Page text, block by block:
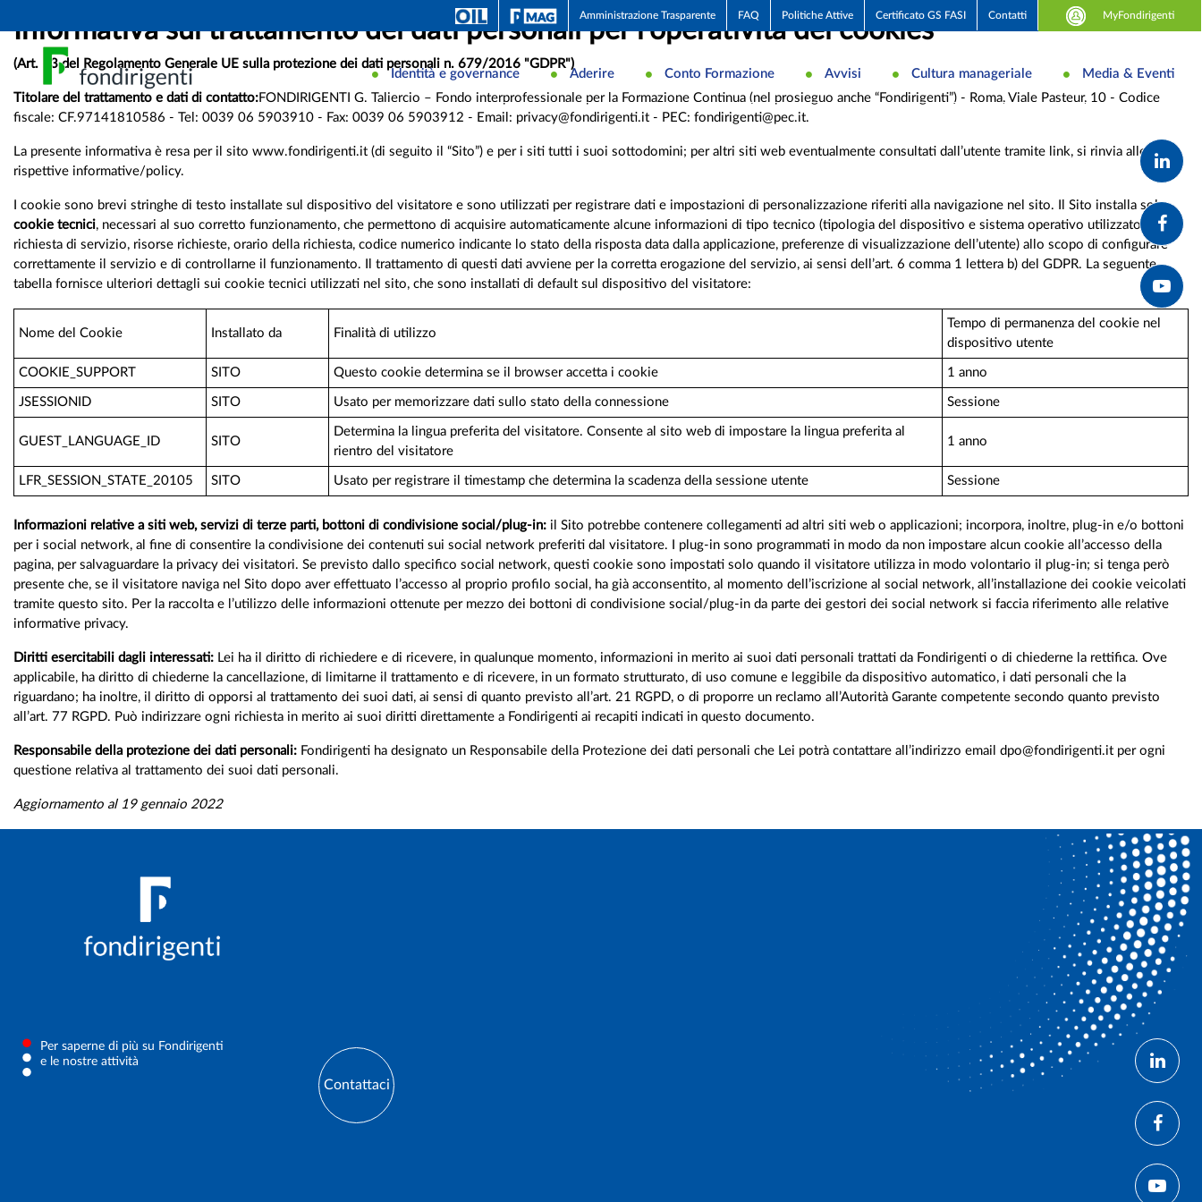
Amministrazione Trasparente FAQ Politiche Attive Certificato GS FASI Contatti MyFondirigenti
Identità e governance Aderire Conto Formazione Avvisi Cultura manageriale Media & Eventi
Informativa sul trattamento dei dati personali per l’operatività dei cookies
(Art. 13 del Regolamento Generale UE sulla protezione dei dati personali n. 679/2016 "GDPR")
Titolare del trattamento e dati di contatto:FONDIRIGENTI G. Taliercio – Fondo interprofessionale per la Formazione Continua (nel prosieguo anche “Fondirigenti”) - Roma, Viale Pasteur, 10 - Codice
fiscale: CF.97141810586 - Tel: 0039 06 5903910 - Fax: 0039 06 5903912 - Email: privacy@fondirigenti.it - PEC: fondirigenti@pec.it.
La presente informativa è resa per il sito www.fondirigenti.it (di seguito il “Sito”) e per i siti tutti i suoi sottodomini; per altri siti web eventualmente consultati dall’utente tramite link, si rinvia alle
rispettive informative/policy.
I cookie sono brevi stringhe di testo installate sul dispositivo del visitatore e sono utilizzati per registrare dati e impostazioni di personalizzazione riferiti alla navigazione nel sito. Il Sito installa solo
cookie tecnici, necessari al suo corretto funzionamento, che permettono di acquisire automaticamente alcune informazioni di tipo tecnico (tipologia del dispositivo e sistema operativo utilizzato per la
richiesta di servizio, risorse richieste, orario della richiesta, codice numerico indicante lo stato della risposta data dalla applicazione, preferenze di visualizzazione dell’utente) allo scopo di configurare
correttamente il servizio e di controllarne il funzionamento. Il trattamento di questi dati avviene per la corretta erogazione del servizio, ai sensi dell’art. 6 comma 1 lettera b) del GDPR. La seguente
tabella fornisce ulteriori dettagli sui cookie tecnici utilizzati nel sito, che sono installati di default sul dispositivo del visitatore:
Nome del Cookie Installato da Finalità di utilizzo
Tempo di permanenza del cookie nel
dispositivo utente
COOKIE_SUPPORT SITO Questo cookie determina se il browser accetta i cookie 1 anno
JSESSIONID SITO Usato per memorizzare dati sullo stato della connessione Sessione
GUEST_LANGUAGE_ID SITO
Determina la lingua preferita del visitatore. Consente al sito web di impostare la lingua preferita al
rientro del visitatore
1 anno
LFR_SESSION_STATE_20105 SITO Usato per registrare il timestamp che determina la scadenza della sessione utente Sessione
Informazioni relative a siti web, servizi di terze parti, bottoni di condivisione social/plug-in: il Sito potrebbe contenere collegamenti ad altri siti web o applicazioni; incorpora, inoltre, plug-in e/o bottoni
per i social network, al fine di consentire la condivisione dei contenuti sui social network preferiti dal visitatore. I plug-in sono programmati in modo da non impostare alcun cookie all’accesso della
pagina, per salvaguardare la privacy dei visitatori. Se previsto dallo specifico social network, questi cookie sono impostati solo quando il visitatore utilizza in modo volontario il plug-in; si tenga però
presente che, se il visitatore naviga nel Sito dopo aver effettuato l’accesso al proprio profilo social, ha già acconsentito, al momento dell’iscrizione al social network, all’installazione dei cookie veicolati
tramite questo sito. Per la raccolta e l’utilizzo delle informazioni ottenute per mezzo dei bottoni di condivisione social/plug-in da parte dei gestori dei social network si faccia riferimento alle relative
informative privacy.
Diritti esercitabili dagli interessati: Lei ha il diritto di richiedere e di ricevere, in qualunque momento, informazioni in merito ai suoi dati personali trattati da Fondirigenti o di chiederne la rettifica. Ove
applicabile, ha diritto di chiederne la cancellazione, di limitarne il trattamento e di ricevere, in un formato strutturato, di uso comune e leggibile da dispositivo automatico, i dati personali che la
riguardano; ha inoltre, il diritto di opporsi al trattamento dei suoi dati, ai sensi di quanto previsto all’art. 21 RGPD, o di proporre un reclamo all’Autorità Garante competente secondo quanto previsto
all’art. 77 RGPD. Può indirizzare ogni richiesta in merito ai suoi diritti direttamente a Fondirigenti ai recapiti indicati in questo documento.
Responsabile della protezione dei dati personali: Fondirigenti ha designato un Responsabile della Protezione dei dati personali che Lei potrà contattare all’indirizzo email dpo@fondirigenti.it per ogni
questione relativa al trattamento dei suoi dati personali.
Aggiornamento al 19 gennaio 2022
Per saperne di più su Fondirigenti
e le nostre attività
Contattaci